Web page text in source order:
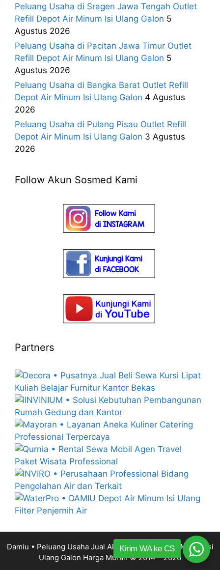
Peluang Usaha di Sragen Jawa Tengah Outlet
Refill Depot Air Minum Isi Ulang Galon 5
Agustus 2026
Peluang Usaha di Pacitan Jawa Timur Outlet
Refill Depot Air Minum Isi Ulang Galon 5
Agustus 2026
Peluang Usaha di Bangka Barat Outlet Refill
Depot Air Minum Isi Ulang Galon 4 Agustus
2026
Peluang Usaha di Pulang Pisau Outlet Refill
Depot Air Minum Isi Ulang Galon 3 Agustus
2026
Follow Akun Sosmed Kami
Partners
Damiu • Peluang Usaha Jual Alat Mesin Depot Air Minum Isi
Ulang Galon Harga Murah© 2014 – 2026
Kirim WA ke CS